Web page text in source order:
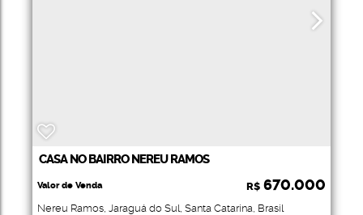
CASA NO BAIRRO NEREU RAMOS
R$ 670.000
Valor de Venda
Nereu Ramos, Jaraguá do Sul, Santa Catarina, Brasil